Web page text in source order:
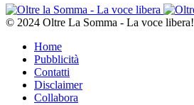
© 2024 Oltre La Somma - La voce libera!
Home
Pubblicità
Contatti
Disclaimer
Collabora